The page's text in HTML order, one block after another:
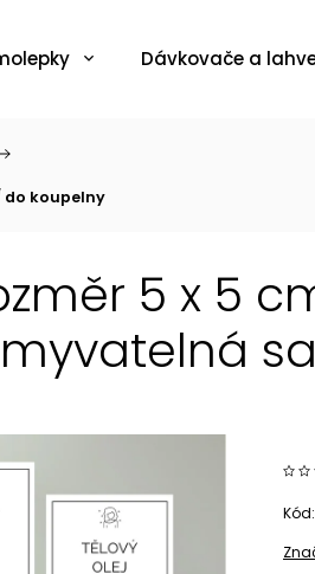
Dávkovače a
do koupelny
5 x 5
Kód: